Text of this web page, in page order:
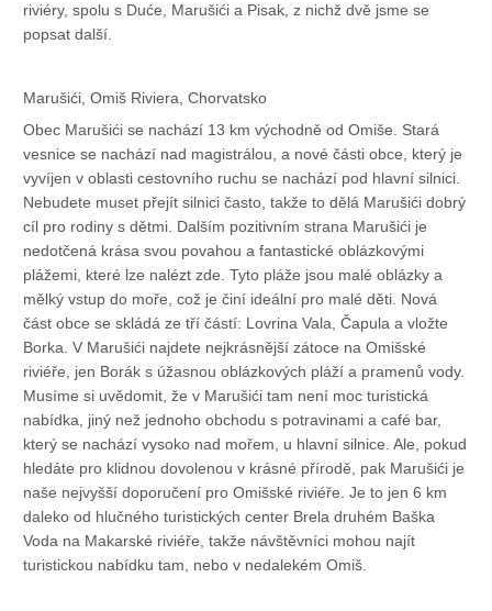
riviéry, spolu s Duće, Marušići a Pisak, z nichž dvě jsme se
popsat další.
Marušići, Omiš Riviera, Chorvatsko
Obec Marušići se nachází 13 km východně od Omiše. Stará
vesnice se nachází nad magistrálou, a nové části obce, který je
vyvíjen v oblasti cestovního ruchu se nachází pod hlavní silnici.
Nebudete muset přejít silnici často, takže to dělá Marušići dobrý
cíl pro rodiny s dětmi. Dalším pozitivním strana Marušići je
nedotčená krása svou povahou a fantastické oblázkovými
plážemi, které lze nalézt zde. Tyto pláže jsou malé oblázky a
mělký vstup do moře, což je činí ideální pro malé děti. Nová
část obce se skládá ze tří částí: Lovrina Vala, Čapula a vložte
Borka. V Marušići najdete nejkrásnější zátoce na Omišské
riviéře, jen Borák s úžasnou oblázkových pláží a pramenů vody.
Musíme si uvědomit, že v Marušići tam není moc turistická
nabídka, jiný než jednoho obchodu s potravinami a café bar,
který se nachází vysoko nad mořem, u hlavní silnice. Ale, pokud
hledáte pro klidnou dovolenou v krásné přírodě, pak Marušići je
naše nejvyšší doporučení pro Omišské riviéře. Je to jen 6 km
daleko od hlučného turistických center Brela druhém Baška
Voda na Makarské riviéře, takže návštěvníci mohou najít
turistickou nabídku tam, nebo v nedalekém Omiš.